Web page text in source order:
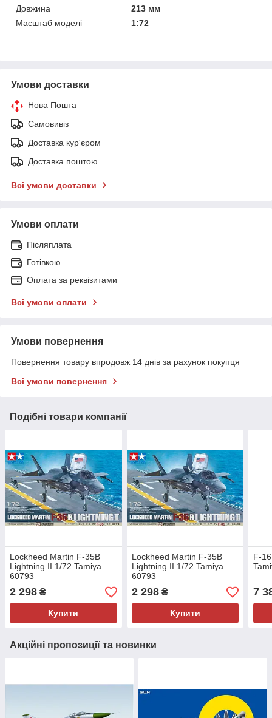
Довжина
213 мм
Масштаб моделі
1:72
Умови доставки
Нова Пошта
Самовивіз
Доставка кур'єром
Доставка поштою
Всі умови доставки
Умови оплати
Післяплата
Готівкою
Оплата за реквізитами
Всі умови оплати
Умови повернення
Повернення товару впродовж 14 днів за рахунок покупця
Всі умови повернення
Подібні товари компанії
Lockheed Martin F-35B
Lightning II 1/72 Tamiya
60793
2 298 ₴
Купити
Lockheed Martin F-35B
Lightning II 1/72 Tamiya
60793
2 298₴
Купити
F-
7
Акційні пропозиції та новинки